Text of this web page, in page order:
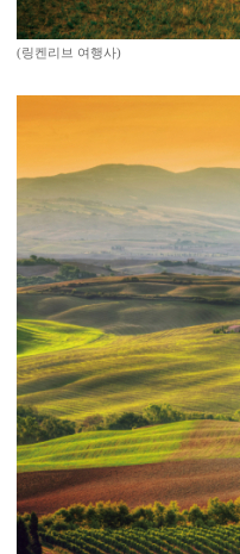
(링켄리브 여행사)